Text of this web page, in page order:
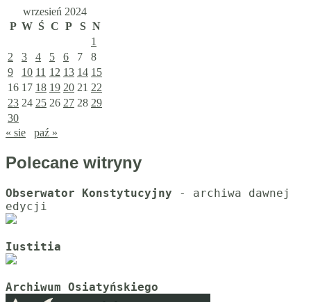
wrzesień 2024
P W Ś C P S N
1
2
3 4 5 6 7
8
9
10 11 12 13 14 15
16 17 18 19 20 21 22
23 24 25 26 27 28 29
30
« sie
paź »
Polecane witryny
Obserwator Konstytucyjny - archiwa dawnej
Iustitia
Archiwum Osiatyńskiego